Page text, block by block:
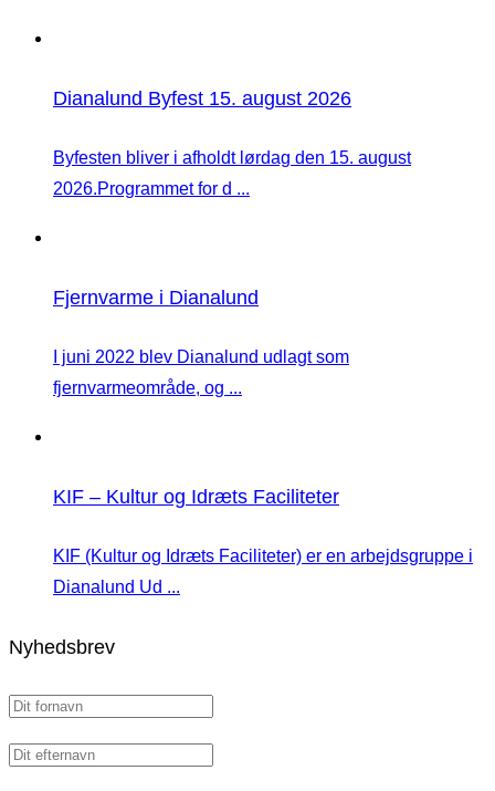
Dianalund Byfest 15. august 2026
Byfesten bliver i afholdt lørdag den 15. august
2026.Programmet for d ...
Fjernvarme i Dianalund
I juni 2022 blev Dianalund udlagt som
fjernvarmeområde, og ...
KIF – Kultur og Idræts Faciliteter
KIF (Kultur og Idræts Faciliteter) er en arbejdsgruppe i
Dianalund Ud ...
Nyhedsbrev